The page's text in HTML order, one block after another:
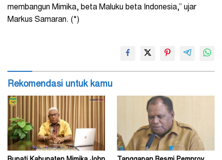
membangun Mimika, beta Maluku beta Indonesia,” ujar
Markus Samaran. (*)
Rekomendasi untuk kamu